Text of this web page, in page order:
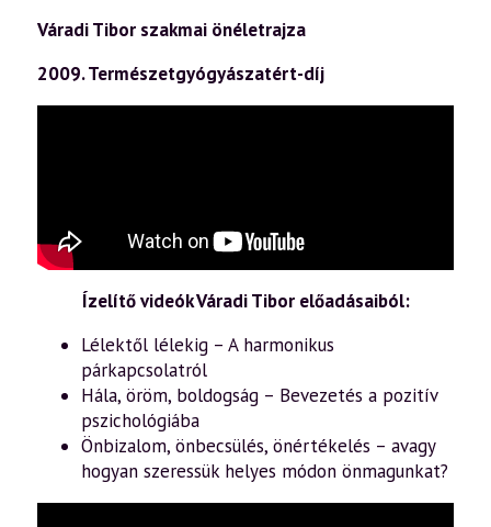
Váradi Tibor szakmai önéletrajza
2009. Természetgyógyászatért-díj
Ízelítő videók Váradi Tibor előadásaiból:
Lélektől lélekig – A harmonikus
párkapcsolatról
Hála, öröm, boldogság – Bevezetés a pozitív
pszichológiába
Önbizalom, önbecsülés, önértékelés – avagy
hogyan szeressük helyes módon önmagunkat?